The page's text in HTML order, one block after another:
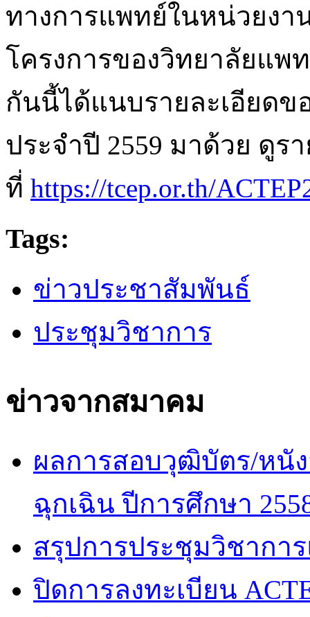
ทางการแพทย์ในหน่วยงา
โครงการของวิทยาลัยแพ
กันนี้ได้แนบรายละเอียดข
ประจำปี 2559 มาด้วย ดูร
ที่ https://tcep.or.th/
Tags:
ข่าวประชาสัมพันธ์
ประชุมวิชาการ
ข่าวจากสมาคม
ผลการสอบวุฒิบัตร/หนั
ฉุกเฉิน ปีการศึกษา
สรุปการประชุมวิชากา
ปิดการลงทะเบียน